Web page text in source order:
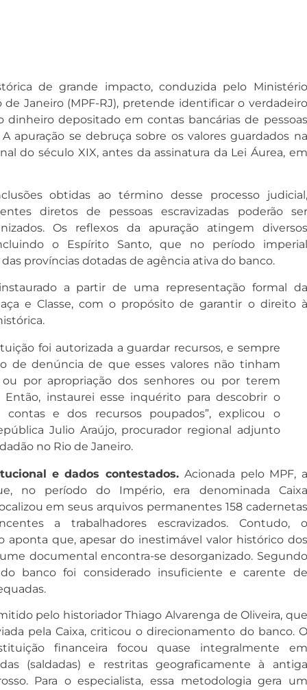
de grande impacto, conduzida pelo Ministério
de Janeiro (MPF-RJ), pretende identificar o verdadeiro
dinheiro depositado em contas bancárias de pessoas
A apuração se debruça sobre os valores guardados na
do século XIX, antes da assinatura da Lei Áurea, em
obtidas ao término desse processo judicial,
diretos de pessoas escravizadas poderão ser
. Os reflexos da apuração atingem diversos
o Espírito Santo, que no período imperial
províncias dotadas de agência ativa do banco.
a partir de uma representação formal da
e Classe, com o propósito de garantir o direito à
.
foi autorizada a guardar recursos, e sempre
de denúncia de que esses valores não tinham
ou por apropriação dos senhores ou por terem
instaurei esse inquérito para descobrir o
contas e dos recursos poupados”, explicou o
Julio Araújo, procurador regional adjunto
no Rio de Janeiro.
e dados contestados.Acionada pelo MPF, a
no período do Império, era denominada Caixa
em seus arquivos permanentes 158 cadernetas
a trabalhadores escravizados. Contudo, o
aponta que, apesar do inestimável valor histórico dos
documental encontra-se desorganizado. Segundo
banco foi considerado insuficiente e carente de
.
pelo historiador Thiago Alvarenga de Oliveira, que
pela Caixa, criticou o direcionamento do banco. O
financeira focou quase integralmente em
(saldadas) e restritas geograficamente à antiga
. Para o especialista, essa metodologia gera um